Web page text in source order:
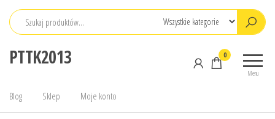
Przejdź
PTTK2013
Menu
0
Blog Sklep Moje konto